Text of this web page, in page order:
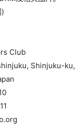
Club
Shinjuku-ku,